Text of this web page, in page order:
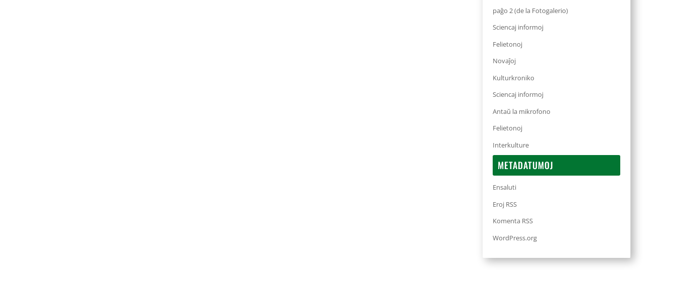
paĝo 2 (de la Fotogalerio)
Sciencaj informoj
Felietonoj
Novaĵoj
Kulturkroniko
Sciencaj informoj
Antaŭ la mikrofono
Felietonoj
Interkulture
METADATUMOJ
Ensaluti
Eroj RSS
Komenta RSS
WordPress.org